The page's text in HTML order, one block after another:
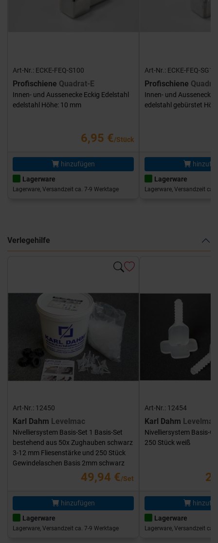
Art-Nr.: ECKE-FEQ-S100
Profischiene Quadrat-E
Innen- und Aussenecke Eckig Edelstahl
edelstahl Höhe: 10 mm
6,95 €/Stück
hinzufügen
Lagerware
Lagerware, Versandzeit ca. 7-9 Werktage
Art-Nr.: ECKE-FEQ-
Profischiene
Innen- und Aussenecke
edelstahl gebürstet
Lagerware
Lagerware, Versandzeit ca.
Verlegehilfe
Art-Nr.: 12450
Karl Dahm Levelmac
Nivelliersystem Basis-Set 1 Basis-Set
bestehend aus 50x Zughauben schwarz
3-12 mm Fliesenstärke und 250 Stück
Gewindelaschen Basis 2mm schwarz
49,94 €/Set
hinzufügen
Lagerware
Lagerware, Versandzeit ca. 7-9 Werktage
Art-Nr.: 12454
Karl Dahm Levelmac
Nivelliersystem Basis-
250 Stück weiß
Lagerware
Lagerware, Versandzeit ca.